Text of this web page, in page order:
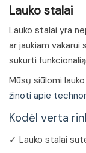
Lauko stalai
Lauko stalai yra
ar jaukiam
sukurti
Mūsų siūlomi
žinoti apie
Kodėl verta
✓ Lauko stalai